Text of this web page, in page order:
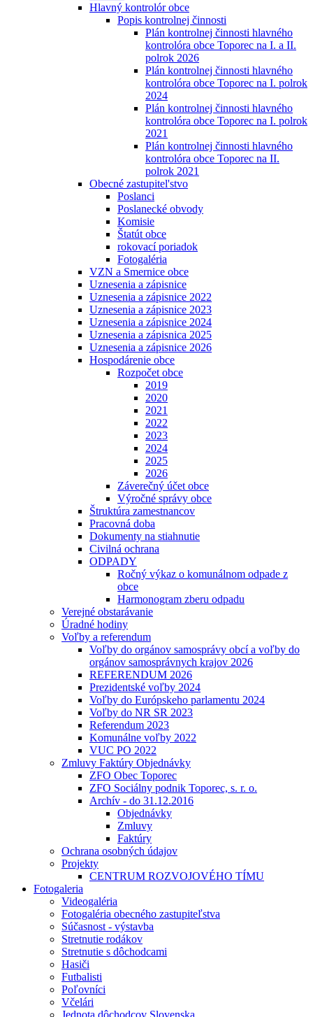
Hlavný kontrolór obce
Popis kontrolnej činnosti
Plán kontrolnej činnosti hlavného
kontrolóra obce Toporec na I. a II.
polrok 2026
Plán kontrolnej činnosti hlavného
kontrolóra obce Toporec na I. polrok
2024
Plán kontrolnej činnosti hlavného
kontrolóra obce Toporec na I. polrok
2021
Plán kontrolnej činnosti hlavného
kontrolóra obce Toporec na II.
polrok 2021
Obecné zastupitel'stvo
Poslanci
Poslanecké obvody
Komisie
Štatút obce
rokovací poriadok
Fotogaléria
VZN a Smernice obce
Uznesenia a zápisnice
Uznesenia a zápisnice 2022
Uznesenia a zápisnice 2023
Uznesenia a zápisnice 2024
Uznesenia a zápisnica 2025
Uznesenia a zápisnice 2026
Hospodárenie obce
Rozpočet obce
2019
2020
2021
2022
2023
2024
2025
2026
Záverečný účet obce
Výročné správy obce
Štruktúra zamestnancov
Pracovná doba
Dokumenty na stiahnutie
Civilná ochrana
ODPADY
Ročný výkaz o komunálnom odpade z
obce
Harmonogram zberu odpadu
Verejné obstarávanie
Úradné hodiny
Voľby a referendum
Voľby do orgánov samosprávy obcí a voľby do
orgánov samosprávnych krajov 2026
REFERENDUM 2026
Prezidentské voľby 2024
Voľby do Európskeho parlamentu 2024
Voľby do NR SR 2023
Referendum 2023
Komunálne voľby 2022
VUC PO 2022
Zmluvy Faktúry Objednávky
ZFO Obec Toporec
ZFO Sociálny podnik Toporec, s. r. o.
Archív - do 31.12.2016
Objednávky
Zmluvy
Faktúry
Ochrana osobných údajov
Projekty
CENTRUM ROZVOJOVÉHO TÍMU
Fotogaleria
Videogaléria
Fotogaléria obecného zastupiteľstva
Súčasnost - výstavba
Stretnutie rodákov
Stretnutie s dôchodcami
Hasiči
Futbalisti
Poľovníci
Včelári
Jednota dôchodcov Slovenska